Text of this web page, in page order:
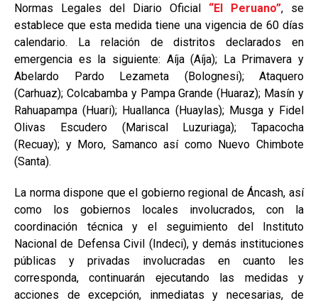
Normas Legales del Diario Oficial “El Peruano”, se
establece que esta medida tiene una vigencia de 60 días
calendario. La relación de distritos declarados en
emergencia es la siguiente: Aíja (Aíja); La Primavera y
Abelardo Pardo Lezameta (Bolognesi); Ataquero
(Carhuaz); Colcabamba y Pampa Grande (Huaraz); Masín y
Rahuapampa (Huari); Huallanca (Huaylas); Musga y Fidel
Olivas Escudero (Mariscal Luzuriaga); Tapacocha
(Recuay); y Moro, Samanco así como Nuevo Chimbote
(Santa).
La norma dispone que el gobierno regional de Áncash, así
como los gobiernos locales involucrados, con la
coordinación técnica y el seguimiento del Instituto
Nacional de Defensa Civil (Indeci), y demás instituciones
públicas y privadas involucradas en cuanto les
corresponda, continuarán ejecutando las medidas y
acciones de excepción, inmediatas y necesarias, de